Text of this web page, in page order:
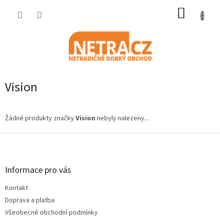
Vision
Žádné produkty značkyVision nebyly nalezeny...
Z
Informace pro vás
Kontakt
Doprava a platba
Všeobecné obchodní podmínky